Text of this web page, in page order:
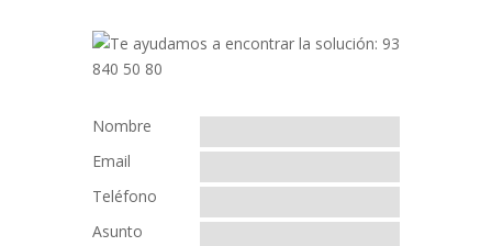
Nombre
Email
Teléfono
Asunto